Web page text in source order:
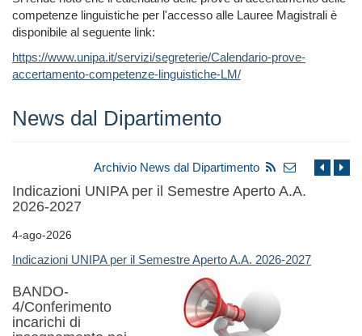
competenze linguistiche per l'accesso alle Lauree Magistrali è
disponibile al seguente link:
https://www.unipa.it/servizi/segreterie/Calendario-prove-
accertamento-competenze-linguistiche-LM/
News dal Dipartimento
Archivio News dal Dipartimento
Indicazioni UNIPA per il Semestre Aperto A.A.
2026-2027
4-ago-2026
Indicazioni UNIPA per il Semestre Aperto A.A. 2026-2027
BANDO-
4/Conferimento
incarichi di